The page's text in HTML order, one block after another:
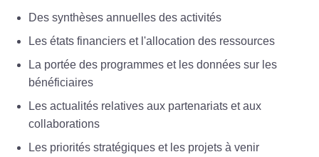
Des synthèses annuelles des activités
Les états financiers et l'allocation des ressources
La portée des programmes et les données sur les
bénéficiaires
Les actualités relatives aux partenariats et aux
collaborations
Les priorités stratégiques et les projets à venir